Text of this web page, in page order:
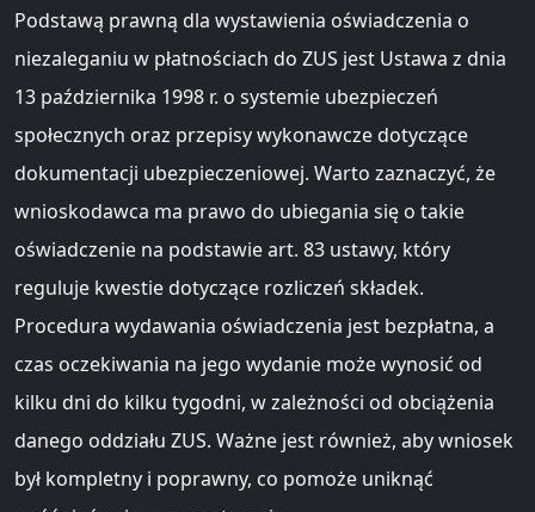
Podstawą prawną dla wystawienia oświadczenia o
niezaleganiu w płatnościach do ZUS jest Ustawa z dnia
13 października 1998 r. o systemie ubezpieczeń
społecznych oraz przepisy wykonawcze dotyczące
dokumentacji ubezpieczeniowej. Warto zaznaczyć, że
wnioskodawca ma prawo do ubiegania się o takie
oświadczenie na podstawie art. 83 ustawy, który
reguluje kwestie dotyczące rozliczeń składek.
Procedura wydawania oświadczenia jest bezpłatna, a
czas oczekiwania na jego wydanie może wynosić od
kilku dni do kilku tygodni, w zależności od obciążenia
danego oddziału ZUS. Ważne jest również, aby wniosek
był kompletny i poprawny, co pomoże uniknąć